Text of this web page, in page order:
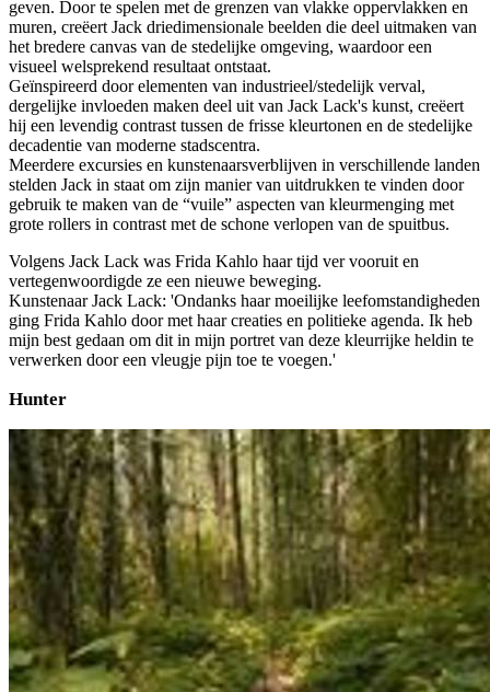
geven. Door te spelen met de grenzen van vlakke oppervlakken en
muren, creëert Jack driedimensionale beelden die deel uitmaken van
het bredere canvas van de stedelijke omgeving, waardoor een
visueel welsprekend resultaat ontstaat.
Geïnspireerd door elementen van industrieel/stedelijk verval,
dergelijke invloeden maken deel uit van Jack Lack's kunst, creëert
hij een levendig contrast tussen de frisse kleurtonen en de stedelijke
decadentie van moderne stadscentra.
Meerdere excursies en kunstenaarsverblijven in verschillende landen
stelden Jack in staat om zijn manier van uitdrukken te vinden door
gebruik te maken van de “vuile” aspecten van kleurmenging met
grote rollers in contrast met de schone verlopen van de spuitbus.
Volgens Jack Lack was Frida Kahlo haar tijd ver vooruit en
vertegenwoordigde ze een nieuwe beweging.
Kunstenaar Jack Lack: 'Ondanks haar moeilijke leefomstandigheden
ging Frida Kahlo door met haar creaties en politieke agenda. Ik heb
mijn best gedaan om dit in mijn portret van deze kleurrijke heldin te
verwerken door een vleugje pijn toe te voegen.'
Hunter